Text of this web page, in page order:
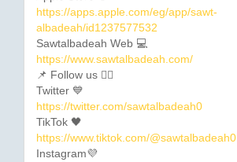
https://apps.apple.com/eg/app/sawt-
albadeah/id1237577532
Sawtalbadeah Web 💻
https://www.sawtalbadeah.com/
📌 Follow us 👇🏼
Twitter 💙
https://twitter.com/sawtalbadeah0
TikTok 🖤
https://www.tiktok.com/@sawtalbadeah0
Instagram💜